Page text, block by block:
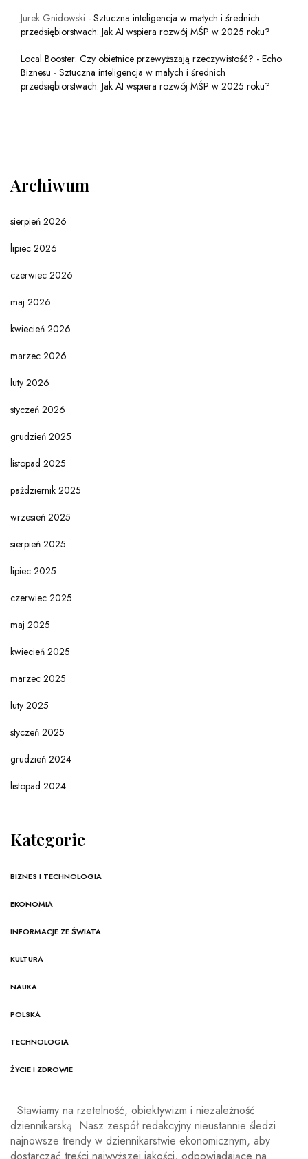
Jurek Gnidowski - Sztuczna inteligencja w małych i średnich
przedsiębiorstwach: Jak AI wspiera rozwój MŚP w 2025 roku?
Local Booster: Czy obietnice przewyższają rzeczywistość? - Echo
Biznesu - Sztuczna inteligencja w małych i średnich
przedsiębiorstwach: Jak AI wspiera rozwój MŚP w 2025 roku?
Archiwum
sierpień 2026
lipiec 2026
czerwiec 2026
maj 2026
kwiecień 2026
marzec 2026
luty 2026
styczeń 2026
grudzień 2025
listopad 2025
październik 2025
wrzesień 2025
sierpień 2025
lipiec 2025
czerwiec 2025
maj 2025
kwiecień 2025
marzec 2025
luty 2025
styczeń 2025
grudzień 2024
listopad 2024
Kategorie
BIZNES I TECHNOLOGIA
EKONOMIA
INFORMACJE ZE ŚWIATA
KULTURA
NAUKA
POLSKA
TECHNOLOGIA
ŻYCIE I ZDROWIE
Stawiamy na rzetelność, obiektywizm i niezależność
dziennikarską. Nasz zespół redakcyjny nieustannie śledzi
najnowsze trendy w dziennikarstwie ekonomicznym, aby